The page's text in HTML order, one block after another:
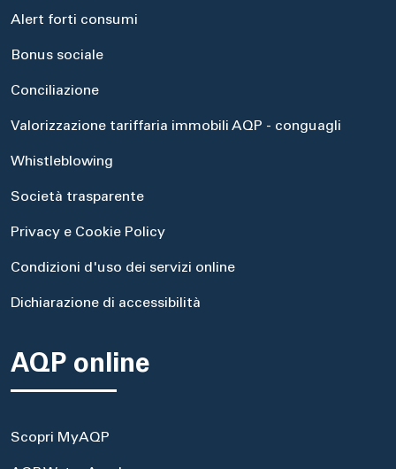
Alert forti consumi
Bonus sociale
Conciliazione
Valorizzazione tariffaria immobili AQP - conguagli
Whistleblowing
Società trasparente
Privacy e Cookie Policy
Condizioni d'uso dei servizi online
Dichiarazione di accessibilità
AQP online
Scopri MyAQP